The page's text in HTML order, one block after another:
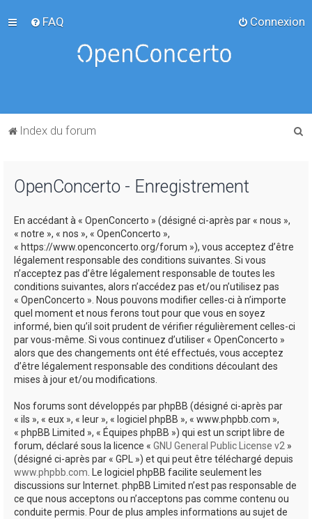
FAQ Connexion
Index du forum
OpenConcerto - Enregistrement
En accédant à « OpenConcerto » (désigné ci-après par « nous »,
« notre », « nos », « OpenConcerto »,
« https://www.openconcerto.org/forum »), vous acceptez d’être
légalement responsable des conditions suivantes. Si vous
n’acceptez pas d’être légalement responsable de toutes les
conditions suivantes, alors n’accédez pas et/ou n’utilisez pas
« OpenConcerto ». Nous pouvons modifier celles-ci à n’importe
quel moment et nous ferons tout pour que vous en soyez
informé, bien qu’il soit prudent de vérifier régulièrement celles-ci
par vous-même. Si vous continuez d’utiliser « OpenConcerto »
alors que des changements ont été effectués, vous acceptez
d’être légalement responsable des conditions découlant des
mises à jour et/ou modifications.
Nos forums sont développés par phpBB (désigné ci-après par
« ils », « eux », « leur », « logiciel phpBB », « www.phpbb.com »,
« phpBB Limited », « Équipes phpBB ») qui est un script libre de
forum, déclaré sous la licence « GNU General Public License v2 »
(désigné ci-après par « GPL ») et qui peut être téléchargé depuis
www.phpbb.com. Le logiciel phpBB facilite seulement les
discussions sur Internet. phpBB Limited n’est pas responsable de
ce que nous acceptons ou n’acceptons pas comme contenu ou
conduite permis. Pour de plus amples informations au sujet de